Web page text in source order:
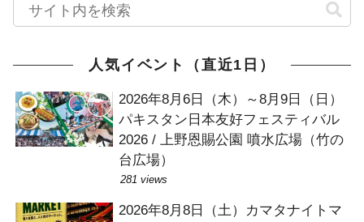
人気イベント（直近1日）
2026年8月6日（木）～8月9日（日）
パキスタン日本友好フェスティバル
2026 / 上野恩賜公園 噴水広場（竹の
台広場）
281 views
2026年8月8日（土）カマタナイトマ